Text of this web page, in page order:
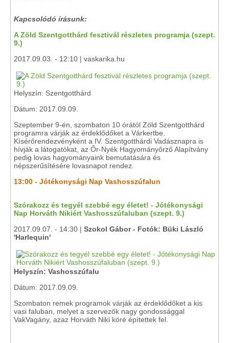
Kapcsolódó írásunk:
A Zöld Szentgotthárd fesztivál részletes programja (szept.
9.)
2017.09.03. - 12:10 | vaskarika.hu
Helyszín: Szentgotthárd
Dátum: 2017.09.09.
Szeptember 9-én, szombaton 10 órától Zöld Szentgotthárd
programra várják az érdeklődőket a Várkertbe.
Kísérőrendezvényként a IV. Szentgotthárdi Vadásznapra is
hívják a látogatókat, az Őr-Nyék Hagyományőrző Alapítvány
pedig lovas hagyományaink bemutatására és
népszerűsítésére lovasnapot rendez.
13:00 - Jótékonysági Nap Vashosszúfalun
Szórakozz és tegyél szebbé egy életet! - Jótékonysági
Nap Horváth Nikiért Vashosszúfaluban (szept. 9.)
2017.09.07. - 14:30 | Szokol Gábor - Fotók: Büki László
'Harlequin'
Helyszín: Vashosszúfalu
Dátum: 2017.09.09.
Szombaton remek programok várják az érdeklődőket a kis
vasi faluban, melyet a szervezők nagy gondossággal
VakVagány, azaz Horváth Niki köré építettek fel.